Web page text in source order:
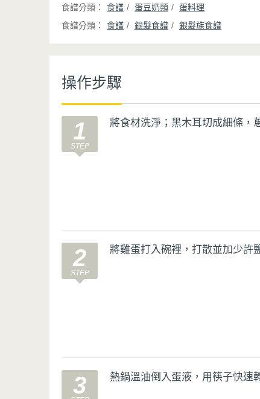
食譜
蛋豆奶類
蛋料理
食譜
銀髮食譜 銀髮族食譜
操作步驟
1 將食材洗淨；黑木耳切成細條，
2 將雞蛋打入碗裡，打散並加少許
3 熱鍋溫油倒入蛋液，用筷子快速